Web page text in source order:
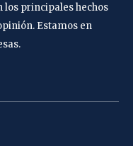
los principales hechos
Estamos en